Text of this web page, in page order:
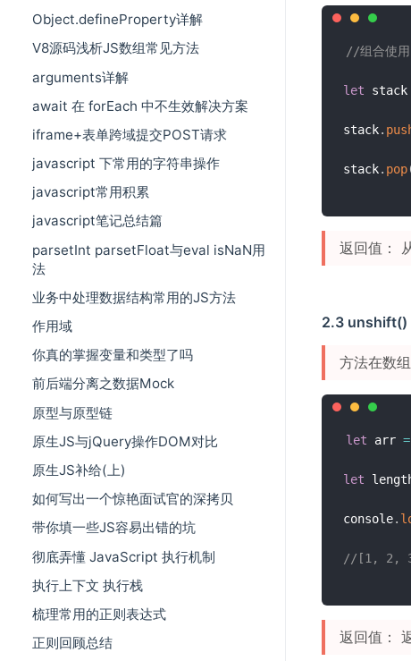
Object.defineProperty详解
V8源码浅析JS数组常见方法
arguments详解
await 在 forEach 中不生效解决方案
iframe+表单跨域提交POST请求
javascript 下常用的字符串操作
javascript常用积累
javascript笔记总结篇
parsetInt parsetFloat与eval isNaN用
法
业务中处理数据结构常用的JS方法
作用域
你真的掌握变量和类型了吗
前后端分离之数据Mock
原型与原型链
原生JS与jQuery操作DOM对比
原生JS补给(上)
如何写出一个惊艳面试官的深拷贝
带你填一些JS容易出错的坑
彻底弄懂 JavaScript 执行机制
执行上下文 执行栈
梳理常用的正则表达式
正则回顾总结
//组合使
let stack
stack.
stack. pop
返回值：
2.3 unshift()
方法在数
let arr =
let
console.
//[1, 2,
返回值：